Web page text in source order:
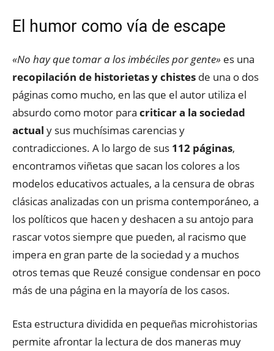
El humor como vía de escape
«No hay que tomar a los imbéciles por gente» es una
recopilación de historietas y chistes de una o dos
páginas como mucho, en las que el autor utiliza el
absurdo como motor para criticar a la sociedad
actual y sus muchísimas carencias y
contradicciones. A lo largo de sus 112 páginas,
encontramos viñetas que sacan los colores a los
modelos educativos actuales, a la censura de obras
clásicas analizadas con un prisma contemporáneo, a
los políticos que hacen y deshacen a su antojo para
rascar votos siempre que pueden, al racismo que
impera en gran parte de la sociedad y a muchos
otros temas que Reuzé consigue condensar en poco
más de una página en la mayoría de los casos.
Esta estructura dividida en pequeñas microhistorias
permite afrontar la lectura de dos maneras muy